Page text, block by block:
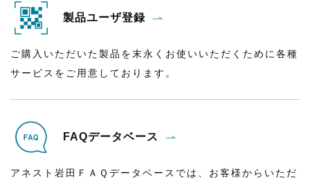
製品ユーザ登録
ご購入いただいた製品を末永くお使いいただくために各種
サービスをご用意しております。
FAQデータベース
アネスト岩田ＦＡＱデータベースでは、お客様からいただ